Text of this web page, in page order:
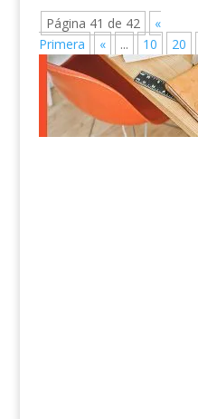
Página 41 de 42
«
Primera
« ... 10 20